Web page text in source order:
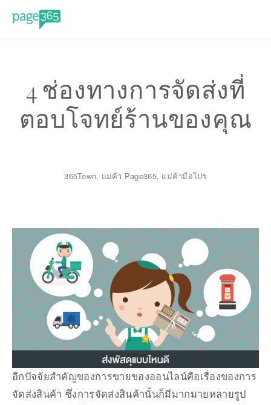
4 ช่องทางการจัดส่งที่
ตอบโจทย์ร้านของคุณ
อีกปัจจัยสำคัญของการขายของออนไลน์คือเรื่องของการ
จัดส่งสินค้า ซึ่งการจัดส่งสินค้านั้นก็มีมากมายหลายรูป
365Town, แม่ค้า Page365, แม่ค้ามือโปร